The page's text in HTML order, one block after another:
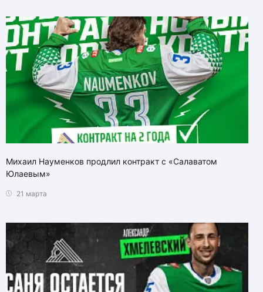
Михаил Науменков продлил контракт с «Салаватом
Юлаевым»
21 марта